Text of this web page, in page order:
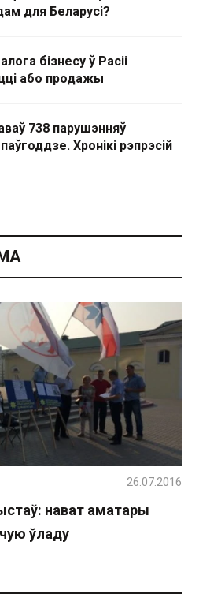
для Беларусі?
бізнесу ў Расіі
або продажы
738 парушэнняў
Хронікі рэпрэсій
нават аматары
ўладу
26.07.2016